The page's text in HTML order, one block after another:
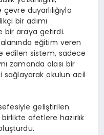
duyarlılığıyla
bir adımı
bir araya getirdi.
eğitim veren
edilen sistem, sadece
zamanda olası bir
sağlayarak okulun acil
geliştirilen
afetlere hazırlık